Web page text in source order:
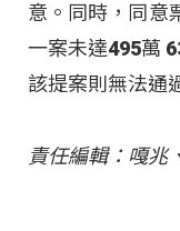
意。同時，同意
一案未達495萬
該提案則無法通
責任編輯：嘎兆